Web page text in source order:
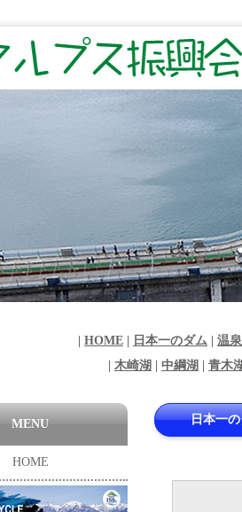
HOME 日本一のダム 温泉
木崎湖 中綱湖 青木
日本一
MENU
HOME